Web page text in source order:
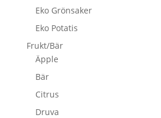
Eko Grönsaker
Eko Potatis
Frukt/Bär
Äpple
Bär
Citrus
Druva